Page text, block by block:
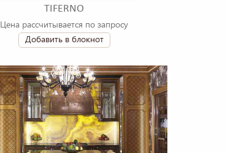
TIFERNO
Цена рассчитывается по запросу
Добавить в блокнот